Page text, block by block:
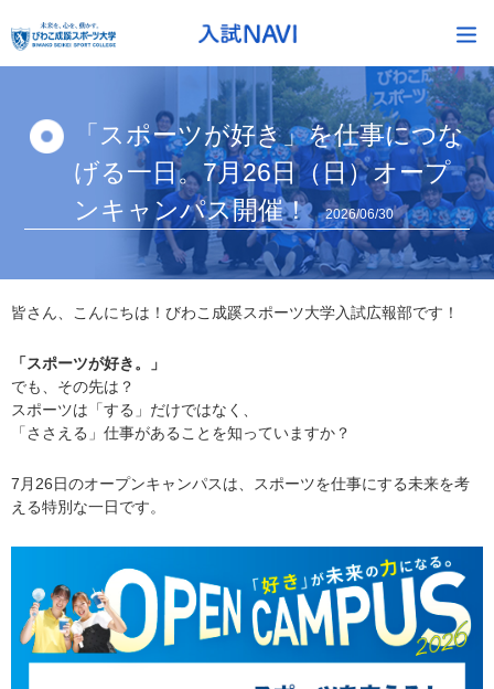
「スポーツが好き」を仕事につな
げる一日。7月26日（日）オープ
ンキャンパス開催！
2026/06/30
皆さん、こんにちは！びわこ成蹊スポーツ大学入試広報部です！
「スポーツが好き。」
でも、その先は？
スポーツは「する」だけではなく、
「ささえる」仕事があることを知っていますか？
7月26日のオープンキャンパスは、スポーツを仕事にする未来を考
える特別な一日です。